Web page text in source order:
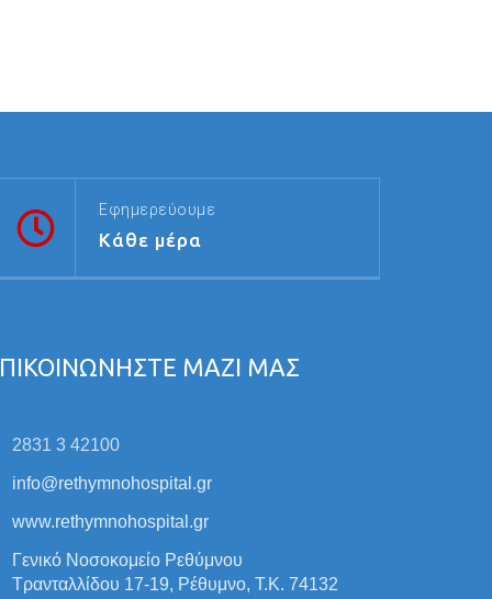
Εφημερεύουμε
Κάθε μέρα
ΜΑΖΙ ΜΑΣ
2831 3 42100
info@rethymnohospital.gr
www.rethymnohospital.gr
Γενικό Νοσοκομείο Ρεθύμνου
Τρανταλλίδου 17-19, Ρέθυμνο, Τ.Κ. 74132